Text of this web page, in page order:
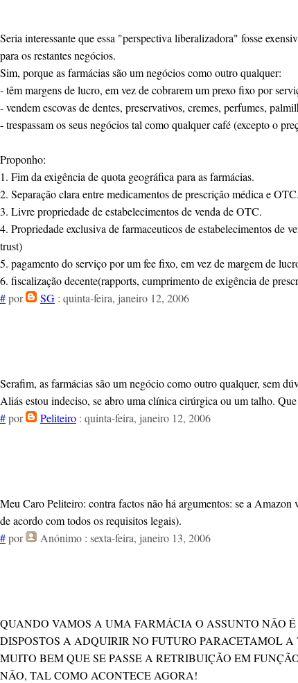
Seria interessante que essa "perspectiva liberalizadora" fosse
para os restantes negócios.
Sim, porque as farmácias são um negócios como outro qualquer:
- têm margens de lucro, em vez de cobrarem um prexo fixo por
- vendem escovas de dentes, preservativos, cremes, perfumes,
- trespassam os seus negócios tal como qualquer café (excepto o
Proponho:
1. Fim da exigência de quota geográfica para as farmácias.
2. Separação clara entre medicamentos de prescrição médica e OTC.
3. Livre propriedade de estabelecimentos de venda de OTC.
4. Propriedade exclusiva de farmaceuticos de estabelecimentos de
trust)
5. pagamento do serviço por um fee fixo, em vez de margem de
6. fiscalização decente(rapports, cumprimento de exigência de
#por SG : quinta-feira, janeiro 12, 2006
Serafim, as farmácias são um negócio como outro qualquer, sem
Aliás estou indeciso, se abro uma clínica cirúrgica ou um talho.
#por Peliteiro : quinta-feira, janeiro 12, 2006
Meu Caro Peliteiro: contra factos não há argumentos: se a Amazon
de acordo com todos os requisitos legais).
#por Anónimo : sexta-feira, janeiro 13, 2006
QUANDO VAMOS A UMA FARMÁCIA O ASSUNTO NÃO
DISPOSTOS A ADQUIRIR NO FUTURO PARACETAMOL
MUITO BEM QUE SE PASSE A RETRIBUIÇÃO EM
NÃO, TAL COMO ACONTECE AGORA!